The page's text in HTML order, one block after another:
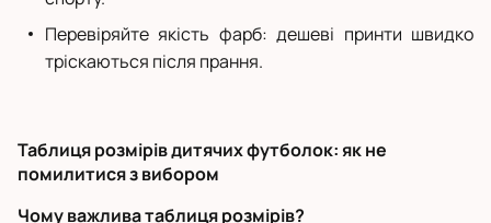
Перевіряйте якість фарб: дешеві принти швидко
тріскаються після прання.
Таблиця розмірів дитячих футболок: як не
помилитися з вибором
Чому важлива таблиця розмірів?